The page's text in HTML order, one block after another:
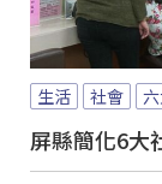
生活 社會
屏縣簡化6大